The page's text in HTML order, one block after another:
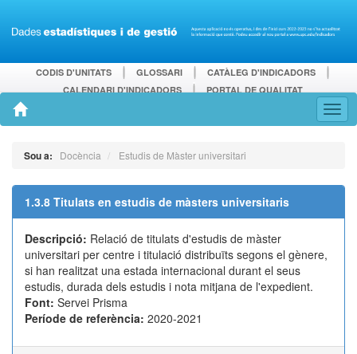
CODIS D'UNITATS GLOSSARI
CATÀLEG D'INDICADORS
CALENDARI D'INDICADORS
PORTAL DE QUALITAT
Sou a: Docència Estudis de Màster universitari
1.3.8 Titulats en estudis de màsters universitaris
Descripció: Relació de titulats d'estudis de màster
universitari per centre i titulació distribuïts segons el gènere,
si han realitzat una estada internacional durant el seus
estudis, durada dels estudis i nota mitjana de l'expedient.
Font: Servei Prisma
Període de referència: 2020-2021